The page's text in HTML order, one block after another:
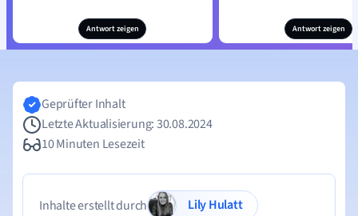
Antwort zeigen Antwort zeigen
Geprüfter Inhalt
Letzte Aktualisierung: 30.08.2024
10 Minuten Lesezeit
Inhalte erstellt durch
Lily Hulatt